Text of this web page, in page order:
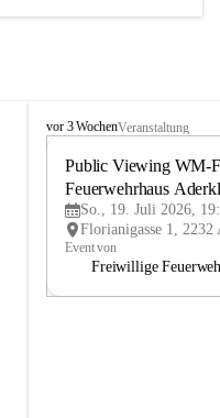
A
vor 3 WochenVeranstaltung
Public Viewing WM-
Feuerwehrhaus
So., 19. Juli 2026,
Event von
Freiwillige